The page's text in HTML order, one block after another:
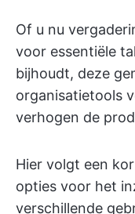
Of u nu
voor essentiële
bijhoudt, deze
organisatietools
verhogen de
Hier volgt een
opties voor het
verschillende